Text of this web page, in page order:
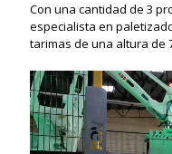
Con una cantidad de 3
especialista en
tarimas de una altura de